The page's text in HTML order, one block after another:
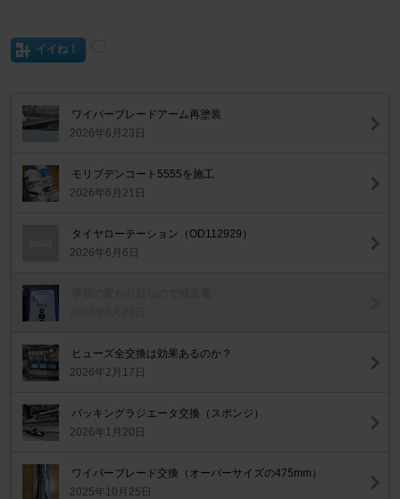
イイね！
ワイパーブレードアーム再塗装
2026年6月23日
モリブデンコート5555を施工
2026年6月21日
タイヤローテーション（OD112929）
2026年6月6日
ヒューズ全交換は効果あるのか？
2026年2月17日
パッキングラジエータ交換（スポンジ）
2026年1月20日
ワイパーブレード交換（オーバーサイズの475mm）
2025年10月25日